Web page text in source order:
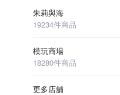
朱莉與海
19234件商品
模玩商場
18280件商品
更多店舖